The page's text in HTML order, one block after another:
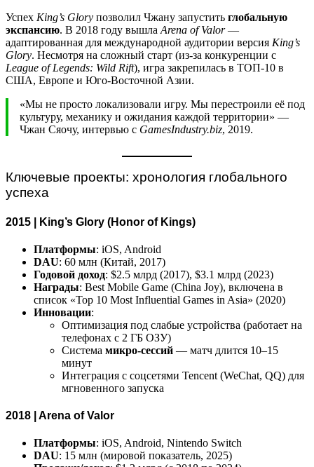
Успех King’s Glory позволил Чжану запустить глобальную
экспансию. В 2018 году вышла Arena of Valor—
адаптированная для международной аудитории версия King’s
Glory. Несмотря на сложный старт (из-за конкуренции с
League of Legends: Wild Rift), игра закрепилась в ТОП-10 в
США, Европе и Юго-Восточной Азии.
«Мы не просто локализовали игру. Мы перестроили её под
культуру, механику и ожидания каждой территории» —
Чжан Сяочу, интервью с GamesIndustry.biz, 2019.
Ключевые проекты: хронология глобального
успеха
2015 | King’s Glory (Honor of Kings)
Платформы: iOS, Android
DAU: 60 млн (Китай, 2017)
Годовой доход: $2.5 млрд (2017), $3.1 млрд (2023)
Награды: Best Mobile Game (China Joy), включена в
список «Top 10 Most Influential Games in Asia» (2020)
Инновации:
Оптимизация под слабые устройства (работает на
телефонах с 2 ГБ ОЗУ)
Система микро-сессий — матч длится 10–15
минут
Интеграция с соцсетями Tencent (WeChat, QQ) для
мгновенного запуска
2018 | Arena of Valor
Платформы: iOS, Android, Nintendo Switch
DAU: 15 млн (мировой показатель, 2025)